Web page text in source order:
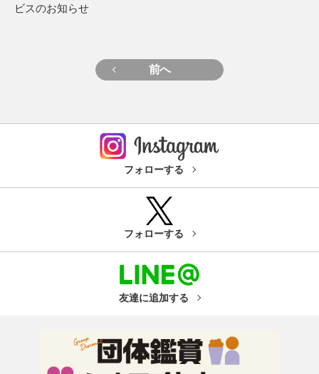
ビスのお知らせ
前へ
フォローする
フォローする
友達に追加する